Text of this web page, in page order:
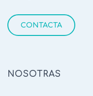
CONTACTA
NOSOTRAS